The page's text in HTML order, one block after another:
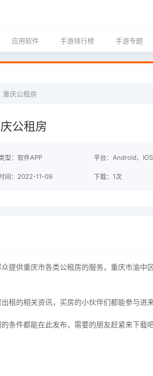
应用软件 手游排行榜 手游专题
重庆公租房
公租房
型：软件APP 平台：Android、IOS
间：2022-11-09 下载：1次
提供重庆市各类公租房的服务，重庆市渝中
租的相关资讯，买房的小伙伴们都能参与进来
条件都能在此发布，需要的朋友赶紧来下载吧